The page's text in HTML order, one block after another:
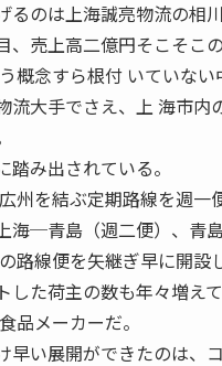
るのは上海誠亮物流の相
売上高二億円そこそこ
概念すら根付 いていな
流大手でさえ、上 海市
み出されている。
州を結ぶ定期路線を週一
海─青島（週二便）、
路線便を矢継ぎ早に開設
た荷主の数も年々増え
品メーカーだ。
早い展開ができたのは、